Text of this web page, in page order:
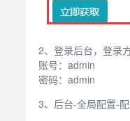
2、登录后台，登录
账号：admin
密码：admin
3、后台-全局配置-